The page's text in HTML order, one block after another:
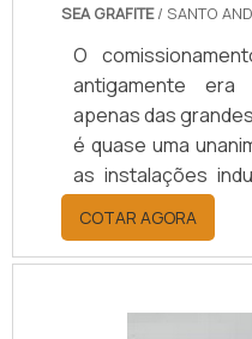
SEA GRAFITE/ SANTO
O
antigamente era
apenas das
é quase uma
as instalações
pequeno como
tem como
técnica dos
certificações
COTAR AGORA